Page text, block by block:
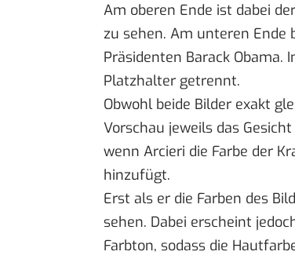
Am oberen Ende ist dabei
zu sehen. Am unteren Ende
Präsidenten Barack Obama.
Platzhalter getrennt.
Obwohl beide Bilder exakt
Vorschau jeweils das
wenn Arcieri die Farbe der
hinzufügt.
Erst als er die Farben des
sehen. Dabei erscheint
Farbton, sodass die